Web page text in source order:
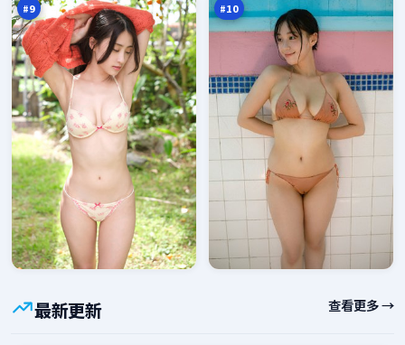
#9 #10
最新更新 查看更多 →